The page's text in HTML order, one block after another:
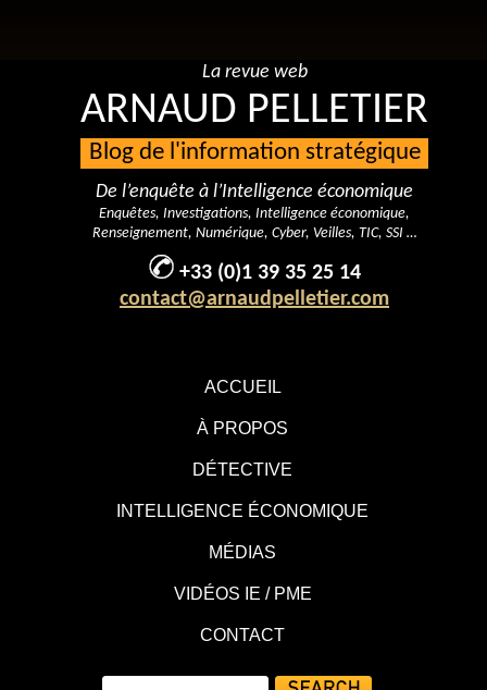
ACCUEIL
À PROPOS
DÉTECTIVE
INTELLIGENCE ÉCONOMIQUE
MÉDIAS
VIDÉOS IE / PME
CONTACT
La revue web
ARNAUD PELLETIER
Blog de l'information stratégique
De l’enquête à l’Intelligence économique
Enquêtes, Investigations, Intelligence économique,
Renseignement, Numérique, Cyber, Veilles, TIC, SSI …
+33 (0)1 39 35 25 14
contact@arnaudpelletier.com